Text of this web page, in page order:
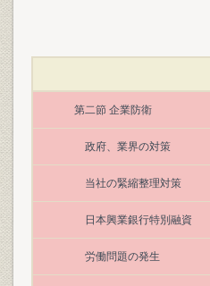
第二節 企業防衛
政府、業界の対策
当社の緊縮整理対策
日本興業銀行特別融資
労働問題の発生